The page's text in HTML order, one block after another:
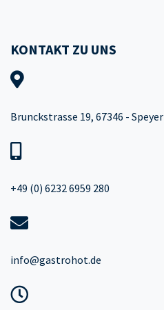
KONTAKT ZU UNS
Brunckstrasse 19, 67346 - Speyer
+49 (0) 6232 6959 280
info@gastrohot.de